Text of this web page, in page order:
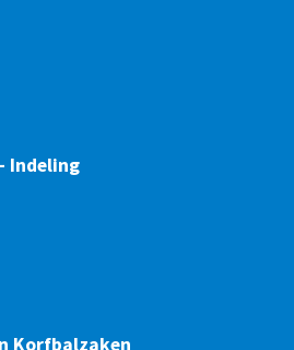
Indeling
Korfbalzaken